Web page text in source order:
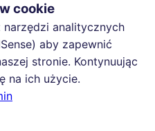
cookie
analitycznych
aby zapewnić
stronie. Kontynuując
na ich użycie.